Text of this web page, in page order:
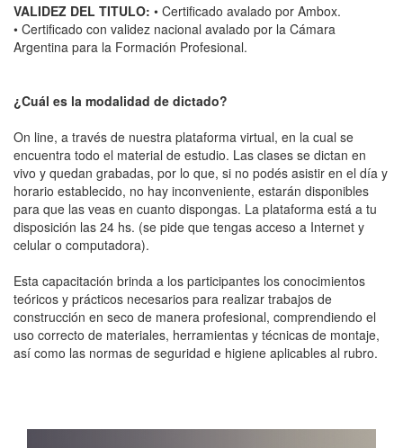
VALIDEZ DEL TITULO: • Certificado avalado por Ambox.
• Certificado con validez nacional avalado por la Cámara
Argentina para la Formación Profesional.
¿Cuál es la modalidad de dictado?
On line, a través de nuestra plataforma virtual, en la cual se
encuentra todo el material de estudio. Las clases se dictan en
vivo y quedan grabadas, por lo que, si no podés asistir en el día y
horario establecido, no hay inconveniente, estarán disponibles
para que las veas en cuanto dispongas. La plataforma está a tu
disposición las 24 hs. (se pide que tengas acceso a Internet y
celular o computadora).
Esta capacitación brinda a los participantes los conocimientos
teóricos y prácticos necesarios para realizar trabajos de
construcción en seco de manera profesional, comprendiendo el
uso correcto de materiales, herramientas y técnicas de montaje,
así como las normas de seguridad e higiene aplicables al rubro.